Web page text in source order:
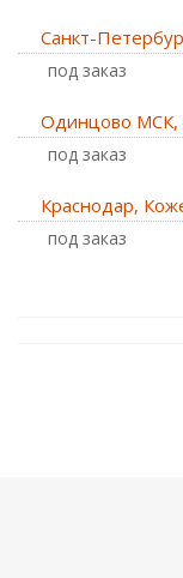
Санкт-
Под заказ
Одинцово МСК,
Под заказ
Краснодар,
Под заказ